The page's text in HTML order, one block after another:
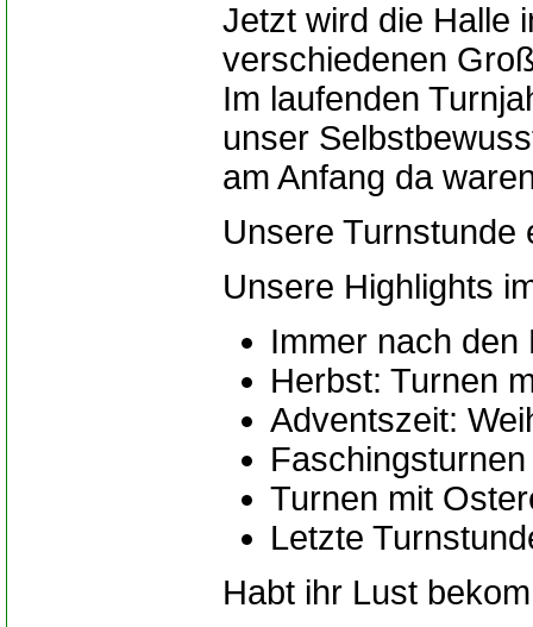
Jetzt wird die Halle
verschiedenen
Im laufenden
unser
am Anfang da
Unsere Turnstunde
Unsere Highlights
Immer nach den
Herbst: Turnen
Adventszeit:
Faschingsturnen
Turnen mit
Letzte
Habt ihr Lust